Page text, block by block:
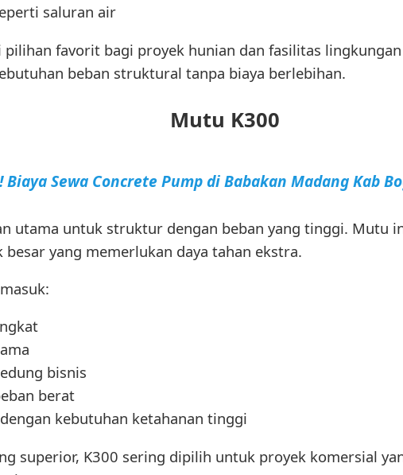
saluran air
favorit bagi proyek hunian dan fasilitas
beban struktural tanpa biaya berlebihan.
Mutu K300
Biaya Sewa Concrete Pump di Babakan Madang Kab
utama untuk struktur dengan beban yang tinggi. Mutu
besar yang memerlukan daya tahan ekstra.
bisnis
berat
kebutuhan ketahanan tinggi
superior, K300 sering dipilih untuk proyek komersial